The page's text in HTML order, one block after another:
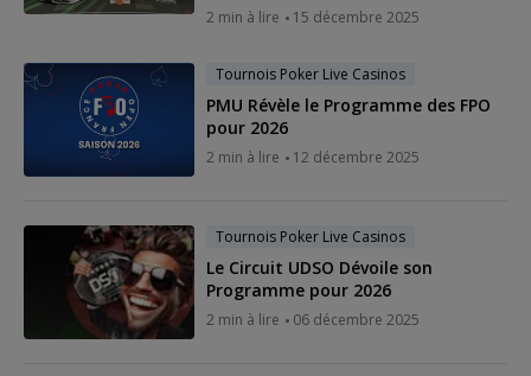
2 min à lire 15 décembre 2025
Tournois Poker Live Casinos
PMU Révèle le Programme des FPO
pour 2026
2 min à lire 12 décembre 2025
Tournois Poker Live Casinos
Le Circuit UDSO Dévoile son
Programme pour 2026
2 min à lire 06 décembre 2025